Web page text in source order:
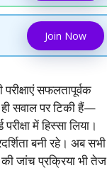
Join Now
सफलतापूर्वक
सवाल पर टिकी हैं—
में हिस्सा लिया।
बनी रहे। अब सभी
की जांच प्रक्रिया भी तेज